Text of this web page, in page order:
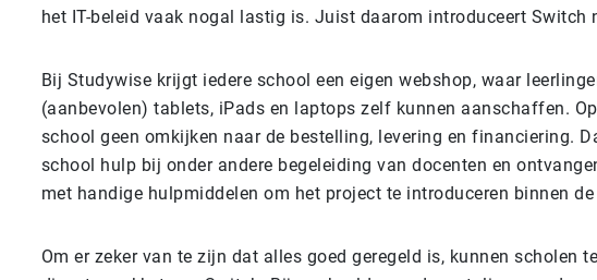
het IT-beleid vaak nogal lastig is. Juist daarom introduceert Switch
Bij Studywise krijgt iedere school een eigen webshop, waar
(aanbevolen) tablets, iPads en laptops zelf kunnen aanschaffen.
school geen omkijken naar de bestelling, levering en financiering.
school hulp bij onder andere begeleiding van docenten en
met handige hulpmiddelen om het project te introduceren binnen
Om er zeker van te zijn dat alles goed geregeld is, kunnen scholen